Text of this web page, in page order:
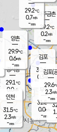
경서동
29.1℃
0.0m/s
-mm
파주금촌
29.2℃
0.2m/s
-mm
29.2℃
0.7m/s
-mm
김포
30.4℃
0.3 m/s
mm
부천
31.8℃
0.0m/s
-mm
양촌
29.9℃
0.6m/s
-mm
김포(
29.6
2.3m/s
-mm
인천
31.5℃
2.3m/s
-mm